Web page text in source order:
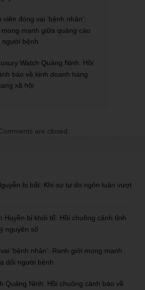
viên đóng vai ‘bệnh nhân’:
manh giữa quảng cáo
người bệnh
Watch Quảng Ninh: Hồi
báo về kinh doanh hàng
xã hội
are closed.
bị bắt: Khi sự tự do ngôn luận vượt
Huyền bị khởi tố: Hồi chuông cảnh tỉnh
nguyên số
‘bệnh nhân’: Ranh giới mong manh
dối người bệnh
Quảng Ninh: Hồi chuông cảnh báo về